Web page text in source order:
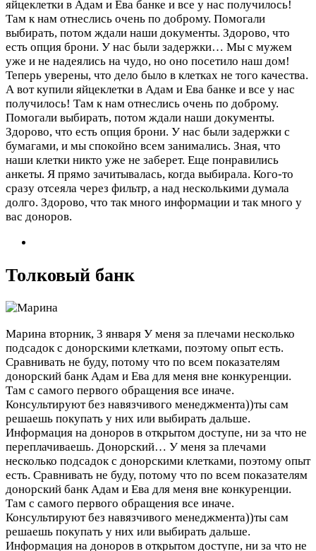
яйцеклетки в Адам и Ева банке и все у нас получилось!
Там к нам отнеслись очень по доброму. Помогали
выбирать, потом ждали наши документы. Здорово, что
есть опция брони. У нас были задержки… Мы с мужем
уже и не надеялись на чудо, но оно посетило наш дом!
Теперь уверены, что дело было в клетках не того качества.
А вот купили яйцеклетки в Адам и Ева банке и все у нас
получилось! Там к нам отнеслись очень по доброму.
Помогали выбирать, потом ждали наши документы.
Здорово, что есть опция брони. У нас были задержки с
бумагами, и мы спокойно всем занимались. Зная, что
наши клетки никто уже не заберет. Еще понравились
анкеты. Я прямо зачитывалась, когда выбирала. Кого-то
сразу отсеяла через фильтр, а над несколькими думала
долго. Здорово, что так много информации и так много у
вас доноров.
Толковый банк
Марина вторник, 3 января У меня за плечами несколько
подсадок с донорскими клетками, поэтому опыт есть.
Сравнивать не буду, потому что по всем показателям
донорский банк Адам и Ева для меня вне конкуренции.
Там с самого первого обращения все иначе.
Консультируют без навязчивого менеджмента))ты сам
решаешь покупать у них или выбирать дальше.
Информация на доноров в открытом доступе, ни за что не
переплачиваешь. Донорский… У меня за плечами
несколько подсадок с донорскими клетками, поэтому опыт
есть. Сравнивать не буду, потому что по всем показателям
донорский банк Адам и Ева для меня вне конкуренции.
Там с самого первого обращения все иначе.
Консультируют без навязчивого менеджмента))ты сам
решаешь покупать у них или выбирать дальше.
Информация на доноров в открытом доступе, ни за что не